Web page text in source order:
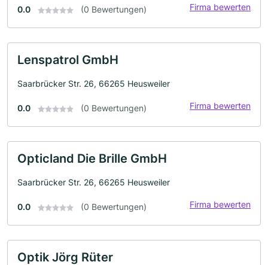
0.0 (0 Bewertungen) Firma bewerten
Lenspatrol GmbH
Saarbrücker Str. 26, 66265 Heusweiler
0.0 (0 Bewertungen) Firma bewerten
Opticland Die Brille GmbH
Saarbrücker Str. 26, 66265 Heusweiler
0.0 (0 Bewertungen) Firma bewerten
Optik Jörg Rüter